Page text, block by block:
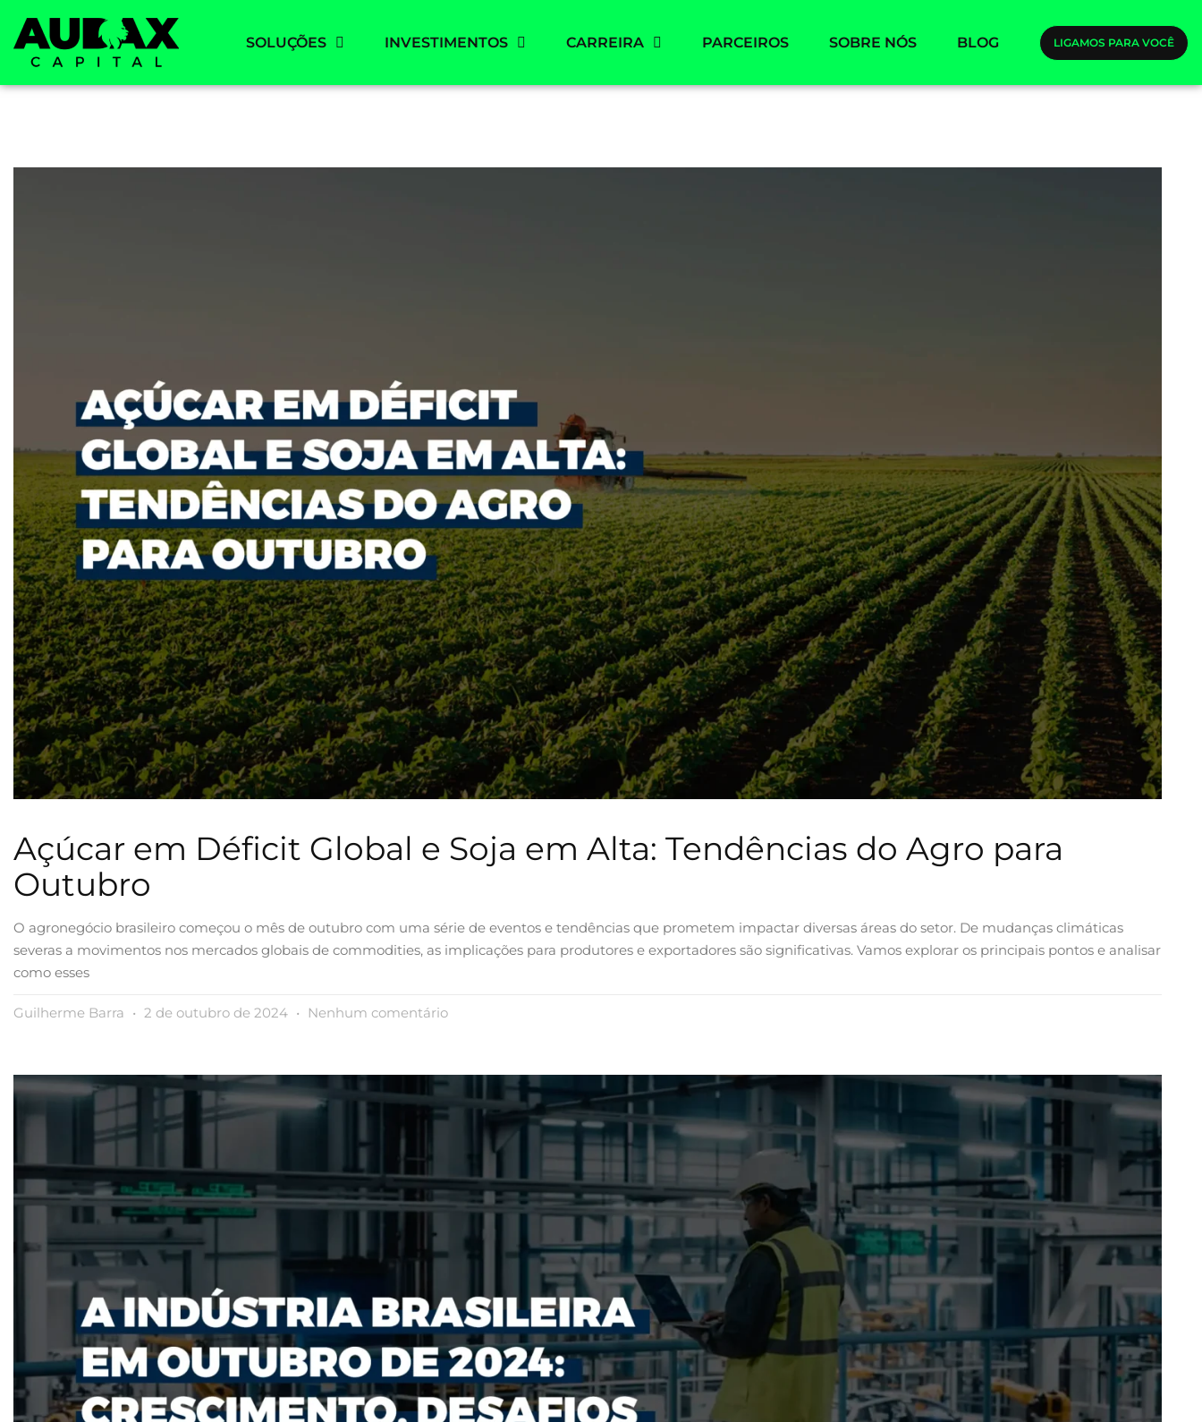
SOLUÇÕES INVESTIMENTOS CARREIRA PARCEIROS SOBRE NÓS BLOG LIGAMOS PARA VOCÊ
Açúcar em Déficit Global e Soja em Alta: Tendências do Agro para
Outubro
O agronegócio brasileiro começou o mês de outubro com uma série de eventos e tendências que prometem impactar diversas áreas do setor. De mudanças climáticas
severas a movimentos nos mercados globais de commodities, as implicações para produtores e exportadores são significativas. Vamos explorar os principais pontos e analisar
como esses
Guilherme Barra 2 de outubro de 2024 Nenhum comentário